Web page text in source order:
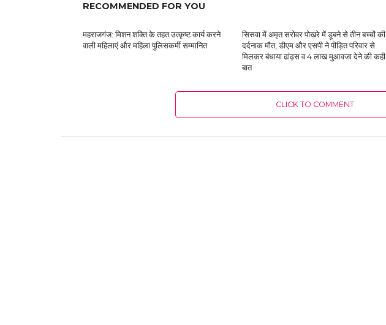
RECOMMENDED FOR YOU
महराजगंज: मिशन शक्ति के तहत उत्कृष्ट कार्य करने
वाली महिलाएं और महिला पुलिसकर्मी सम्मानित
सिसवा में अमृत सरोवर पोखरे में डूबने से तीन बच्चों की
दर्दनाक मौत, डीएम और एसपी ने पीड़ित परिवार से
मिलकर बंधाया ढांढ़स व 4 लाख मुआवजा देने की कही
बात
CLICK TO COMMENT